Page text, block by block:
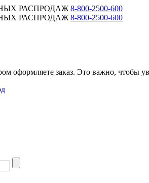
РАСПРОДАЖ 8-800-2500-600
РАСПРОДАЖ 8-800-2500-600
оформляете заказ. Это важно, чтобы